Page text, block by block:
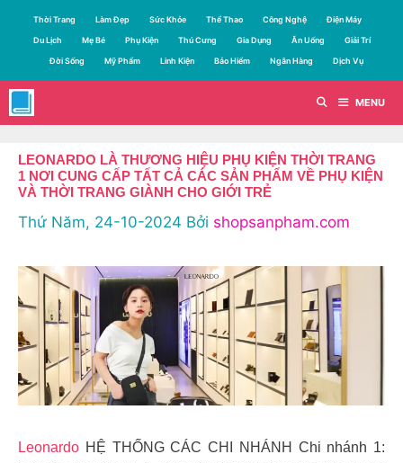
dung
Thời Trang Làm Đẹp Sức Khỏe Thể Thao Công Nghệ Điện Máy
Du Lịch Mẹ Bé Phụ Kiện Thú Cưng Gia Dụng Ăn Uống Giải Trí
Đời Sống Mỹ Phẩm Linh Kiện Bảo Hiểm Ngân Hàng Dịch Vụ
MENU
LEONARDO LÀ THƯƠNG HIỆU PHỤ KIỆN THỜI TRANG
1 NƠI CUNG CẤP TẤT CẢ CÁC SẢN PHẨM VỀ PHỤ KIỆN
VÀ THỜI TRANG GIÀNH CHO GIỚI TRẺ
Thứ Năm, 24-10-2024 Bởi shopsanpham.com
Leonardo HỆ THỐNG CÁC CHI NHÁNH Chi nhánh 1: